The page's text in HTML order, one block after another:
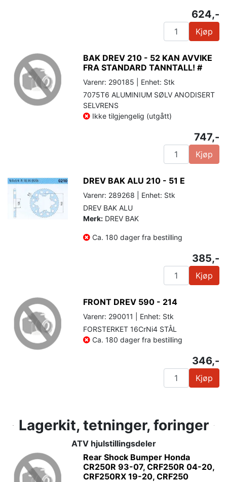
624,-
Kjøp
BAK DREV 210 - 52 KAN AVVIKE
FRA STANDARD TANNTALL! #
Varenr: 290185 | Enhet: Stk
7075T6 ALUMINIUM SØLV ANODISERT
SELVRENS
Ikke tilgjengelig (utgått)
747,-
Kjøp
DREV BAK ALU 210 - 51 E
Varenr: 289268 | Enhet: Stk
DREV BAK ALU
Merk: DREV BAK
Ca. 180 dager fra bestilling
385,-
Kjøp
FRONT DREV 590 - 214
Varenr: 290011 | Enhet: Stk
FORSTERKET 16CrNi4 STÅL
Ca. 180 dager fra bestilling
346,-
Kjøp
Lagerkit, tetninger, foringer
ATV hjulstillingsdeler
Rear Shock Bumper Honda
CR250R 93-07, CRF250R 04-20,
CRF250RX 19-20, CRF250